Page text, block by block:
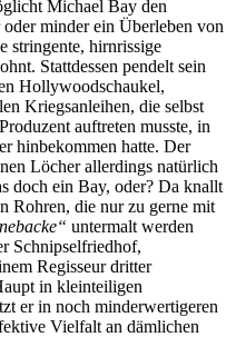
Michael Bay den
minder ein Überleben von
stringente, hirnrissige
Stattdessen pendelt sein
Hollywoodschaukel,
Kriegsanleihen, die selbst
auftreten musste, in
hinbekommen hatte. Der
Löcher allerdings natürlich
doch ein Bay, oder? Da knallt
Rohren, die nur zu gerne mit
untermalt werden
Schnipselfriedhof,
Regisseur dritter
in kleinteiligen
er in noch minderwertigeren
Vielfalt an dämlichen